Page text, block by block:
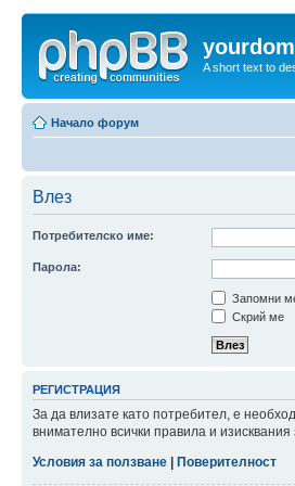
A short text to
Начало форум
Влез
Потребителско име:
Парола:
Запомни
Скрий ме
РЕГИСТРАЦИЯ
За да влизате като потребител, е
внимателно всички правила и изисквания
Условия за ползване
Поверителност